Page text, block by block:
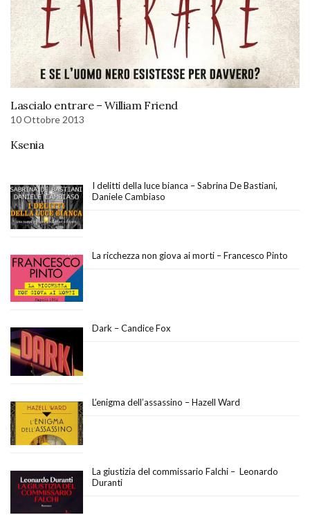
Lascialo entrare – William Friend
10 Ottobre 2013
Ksenia
I delitti della luce bianca – Sabrina De Bastiani,
Daniele Cambiaso
La ricchezza non giova ai morti – Francesco Pinto
Dark – Candice Fox
L’enigma dell’assassino – Hazell Ward
La giustizia del commissario Falchi – Leonardo
Duranti